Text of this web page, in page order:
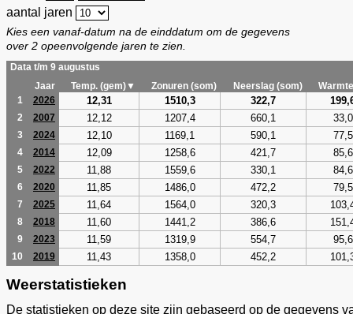
aantal jaren
Kies een vanaf-datum na de einddatum om de gegevens
over 2 opeenvolgende jaren te zien.
Data t/m 9 augustus
Jaar
Temp. (gem)▼ Zonuren (som) Neerslag (som)
1
2026 12,31 1510,3 322,7
2 2007 12,12 1207,4 660,1 33,0
3 2024 12,10 1169,1 590,1 77,5
4 2014 12,09 1258,6 421,7 85,6
5 2022 11,88 1559,6 330,1 84,6
6 2020 11,85 1486,0 472,2 79,5
7 2025 11,64 1564,0 320,3
8 2018 11,60 1441,2 386,6
9 2023 11,59 1319,9 554,7 95,6
10 2019 11,43 1358,0 452,2
Weerstatistieken
De statistieken op deze site zijn gebaseerd op de gegevens